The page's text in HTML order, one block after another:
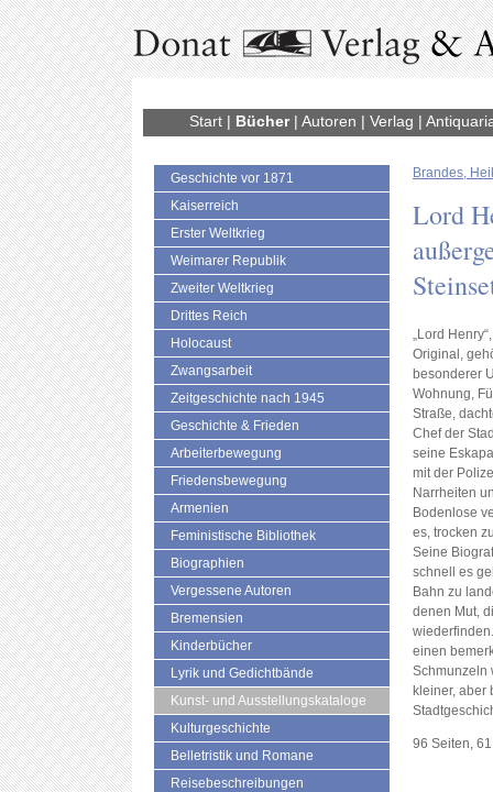
Start| Bücher| Autoren | Verlag |
Geschichte vor 1871
Kaiserreich
Erster Weltkrieg
Weimarer Republik
Zweiter Weltkrieg
Drittes Reich
Holocaust
Zwangsarbeit
Zeitgeschichte nach 1945
Geschichte & Frieden
Arbeiterbewegung
Friedensbewegung
Armenien
Feministische Bibliothek
Biographien
Vergessene Autoren
Bremensien
Kinderbücher
Lyrik und Gedichtbände
Kunst- und Ausstellungskataloge
Kulturgeschichte
Belletristik und Romane
Reisebeschreibungen
Brandes,
Lord
„Lord
Original,
besonderer
Wohnung,
Straße,
Chef der
seine
mit der
Narrheiten
Bodenlose
es, trocken
Seine
schnell es
Bahn zu
denen Mut,
einen
Schmunzeln
kleiner, aber
96 Seiten,